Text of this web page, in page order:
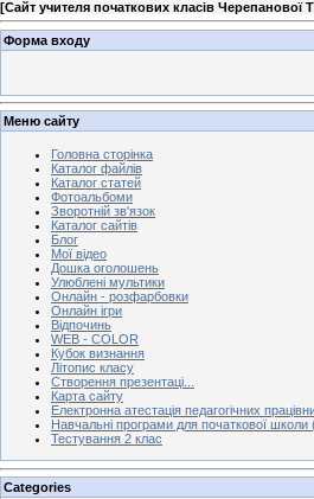
[Сайт учителя початкових класів Черепанової
Форма входу
Меню сайту
Головна сторінка
Каталог файлів
Каталог статей
Фотоальбоми
Зворотній зв'язок
Каталог сайтів
Блог
Мої відео
Дошка оголошень
Улюблені мультики
Онлайн - розфарбовки
Онлайн ігри
Відпочинь
WEB - COLOR
Кубок визнання
Літопис класу
Створення презентаці...
Карта сайту
Електронна атестація педагогічних
Навчальні програми для початкової школи
Тестування 2 клас
Categories